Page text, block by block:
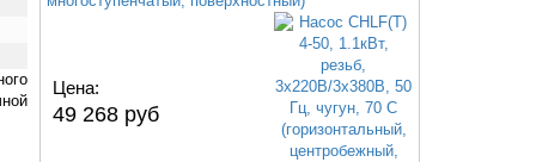
Цена:
49 268 руб